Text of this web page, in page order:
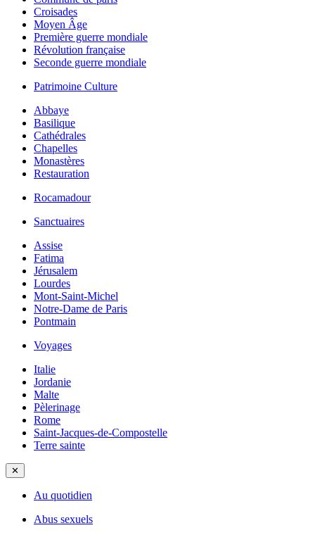
Croisades
Moyen Âge
Première guerre mondiale
Révolution française
Seconde guerre mondiale
Patrimoine Culture
Abbaye
Basilique
Cathédrales
Chapelles
Monastères
Restauration
Rocamadour
Sanctuaires
Assise
Fatima
Jérusalem
Lourdes
Mont-Saint-Michel
Notre-Dame de Paris
Pontmain
Voyages
Italie
Jordanie
Malte
Pèlerinage
Rome
Saint-Jacques-de-Compostelle
Terre sainte
✕
Au quotidien
Abus sexuels